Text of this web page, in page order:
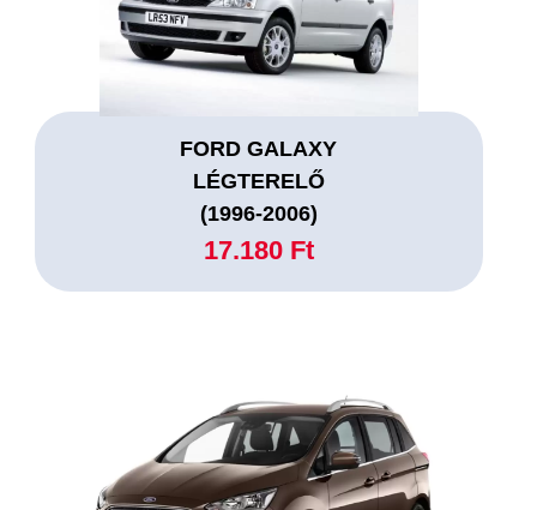
FORD GALAXY
LÉGTERELŐ
(1996-2006)
17.180 Ft